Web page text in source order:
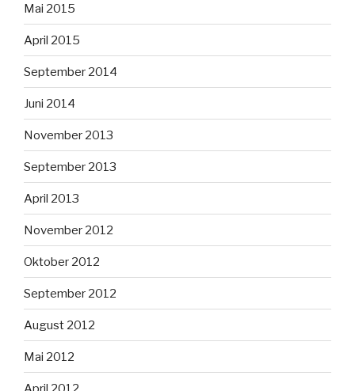
Mai 2015
April 2015
September 2014
Juni 2014
November 2013
September 2013
April 2013
November 2012
Oktober 2012
September 2012
August 2012
Mai 2012